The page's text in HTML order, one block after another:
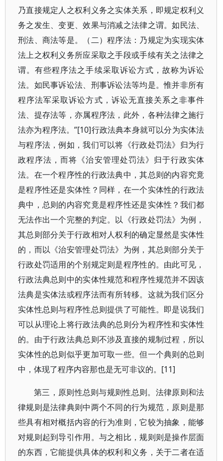
乃直接规定人之权利义务之实体关系，即规定权利义
务之发生、变更、效果与消减之法律之谓。如民法、
刑法、商法等是。（二）程序法：乃规定为实现实体
法上之权利义务所应采取之手段或手续有关之法律之
谓。有些程序法之手续采取诉讼方式，故称为诉讼
法。如民事诉讼法、刑事诉讼法等均是。惟并非所有
程序法军采取诉讼方式，诉讼无直接关系之非事件
法、提存法等，亦属程序法，此外，各种法律之施行
法亦为程序法。”[10]行政法典本身就可以分为实体法
与程序法，例如，我们可以将《行政处罚法》归为行
政程序法，而将《治安管理处罚法》归于行政实体
法。在一个程序性的行政法典中，其总则的内容究竟
是程序性还是实体性？同样，在一个实体性的行政法
典中，总则的内容究竟是程序性还是实体性？我们都
无法作出一个完整的判定。以《行政处罚法》为例，
其总则部分关于行政相对人权利的确定显然是实体性
的，而以《治安管理处罚法》为例，其总则部分关于
行政处罚适用的个别规定则是程序性的。由此可见，
行政法典总则中的实体性规范和程序性规范并不因该
法典是实体法或程序法而有所转移。这就为我们区分
实体性总则与程序性总则提供了可能性。即是说我们
可以从理论上将行政法典的总则分为程序性和实体性
的。由于行政法典总则不涉及直接的规制过程，所以
实体性的总则似乎更加可取一些。但一个典则的总则
中，体现了程序内容那也是无可非议的。[11]
第三，原则性总则与规则性总则。法律原则和法
律规则是法律典则中两个不同的行为规范，原则是那
些具有相对概括内容的行为准则，它较为抽象，能够
对规则起到导引作用。与之相比，规则则是操作层面
的东西，它能提供具体的权利和义务，关于二者在适